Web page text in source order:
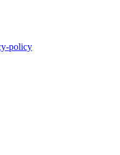
policy